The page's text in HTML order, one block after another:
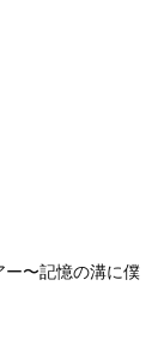
〜記憶の溝に僕